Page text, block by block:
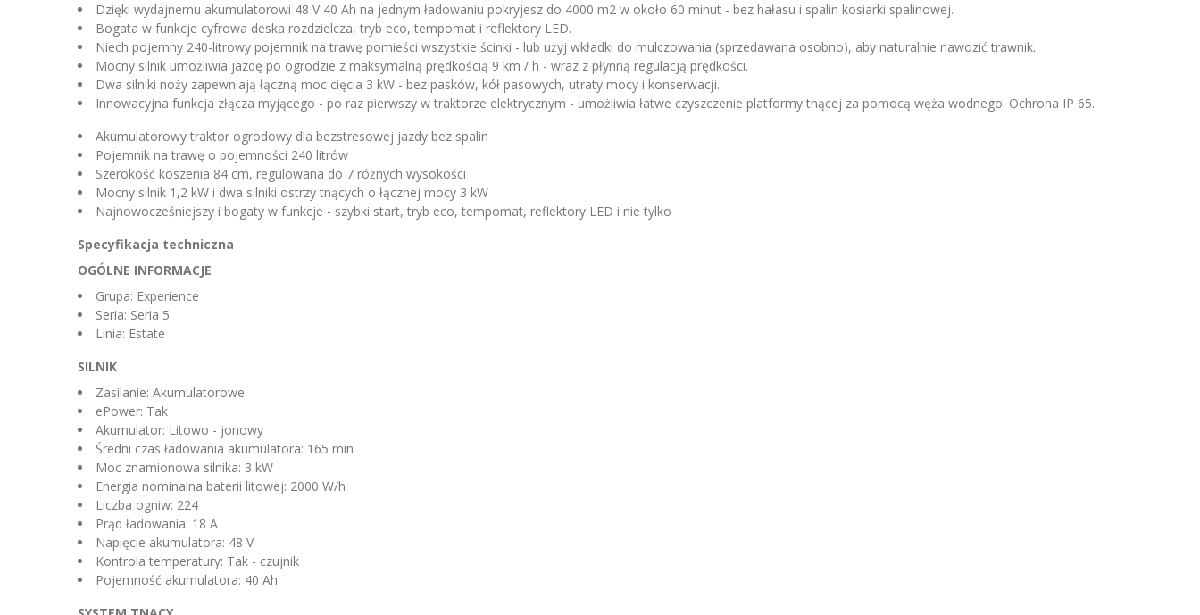
Dzięki wydajnemu akumulatorowi 48 V 40 Ah na jednym ładowaniu pokryjesz do 4000 m2 w około 60 minut - bez hałasu i spalin kosiarki spalinowej.
Bogata w funkcje cyfrowa deska rozdzielcza, tryb eco, tempomat i reflektory LED.
Niech pojemny 240-litrowy pojemnik na trawę pomieści wszystkie ścinki - lub użyj wkładki do mulczowania (sprzedawana osobno), aby naturalnie nawozić trawnik.
Mocny silnik umożliwia jazdę po ogrodzie z maksymalną prędkością 9 km / h - wraz z płynną regulacją prędkości.
Dwa silniki noży zapewniają łączną moc cięcia 3 kW - bez pasków, kół pasowych, utraty mocy i konserwacji.
Innowacyjna funkcja złącza myjącego - po raz pierwszy w traktorze elektrycznym - umożliwia łatwe czyszczenie platformy tnącej za pomocą węża wodnego. Ochrona IP 65.
Akumulatorowy traktor ogrodowy dla bezstresowej jazdy bez spalin
Pojemnik na trawę o pojemności 240 litrów
Szerokość koszenia 84 cm, regulowana do 7 różnych wysokości
Mocny silnik 1,2 kW i dwa silniki ostrzy tnących o łącznej mocy 3 kW
Najnowocześniejszy i bogaty w funkcje - szybki start, tryb eco, tempomat, reflektory LED i nie tylko
Specyfikacja techniczna
OGÓLNE INFORMACJE
Grupa: Experience
Seria: Seria 5
Linia: Estate
SILNIK
Zasilanie: Akumulatorowe
ePower: Tak
Akumulator: Litowo - jonowy
Średni czas ładowania akumulatora: 165 min
Moc znamionowa silnika: 3 kW
Energia nominalna baterii litowej: 2000 W/h
Liczba ogniw: 224
Prąd ładowania: 18 A
Napięcie akumulatora: 48 V
Kontrola temperatury: Tak - czujnik
Pojemność akumulatora: 40 Ah